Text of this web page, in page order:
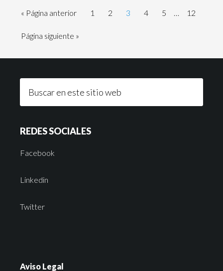
« Página anterior 1 2 3 4 5 … 12
Página siguiente »
REDES SOCIALES
Facebook
Linkedin
Twitter
Aviso Legal